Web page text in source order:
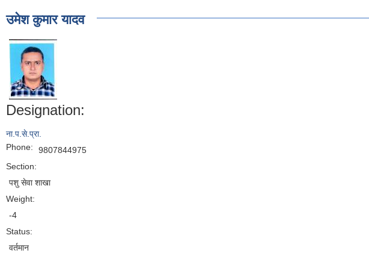
उमेश कुमार यादव
Designation:
ना.प.से.प्रा.
Phone:
9807844975
Section:
पशु सेवा शाखा
Weight:
-4
Status:
वर्तमान